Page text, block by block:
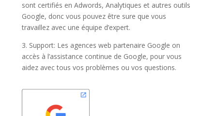
sont certifiés en Adwords, Analytiques et autres outils
Google, donc vous pouvez être sure que vous
travaillez avec une équipe d’expert.
3. Support: Les agences web partenaire Google on
accès à l’assistance continue de Google, pour vous
aidez avec tous vos problèmes ou vos questions.